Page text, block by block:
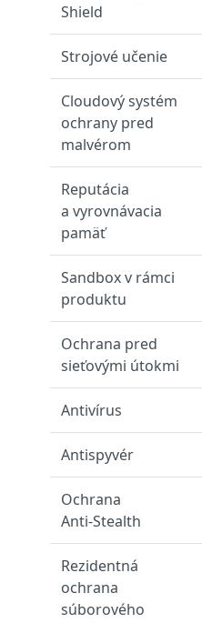
Shield
Strojové učenie
Cloudový systém
ochrany pred
malvérom
Reputácia
a vyrovnávacia
pamäť
Sandbox v rámci
produktu
Ochrana pred
sieťovými útokmi
Antivírus
Antispyvér
Ochrana
Anti‑Stealth
Rezidentná
ochrana
súborového